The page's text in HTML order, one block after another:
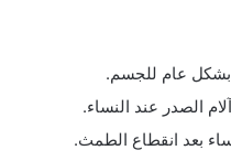
بشكل عام للجسم.
الصدر عند النساء.
بعد انقطاع الطمث.